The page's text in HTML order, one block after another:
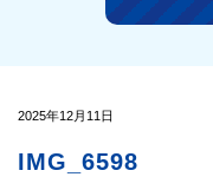
2025年12月11日
IMG_6598